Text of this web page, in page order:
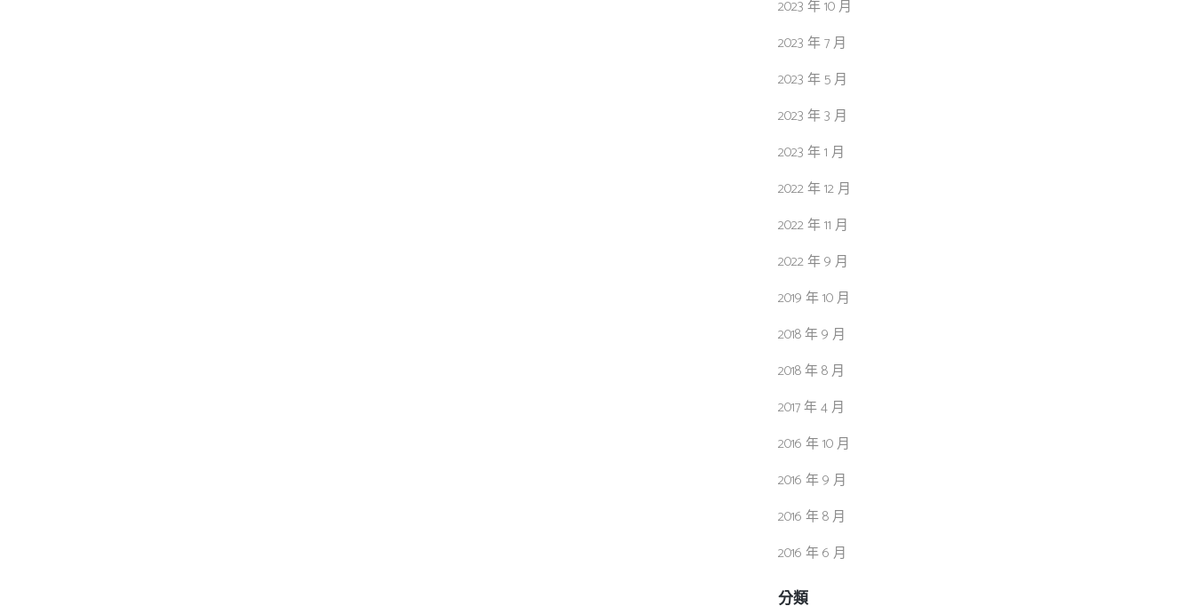
2023 年 10 月
2023 年 7 月
2023 年 5 月
2023 年 3 月
2023 年 1 月
2022 年 12 月
2022 年 11 月
2022 年 9 月
2019 年 10 月
2018 年 9 月
2018 年 8 月
2017 年 4 月
2016 年 10 月
2016 年 9 月
2016 年 8 月
2016 年 6 月
分類